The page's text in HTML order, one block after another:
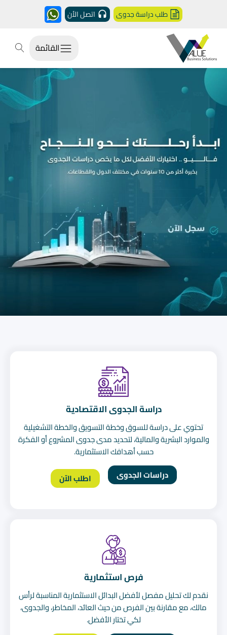
طلب دراسة جدوى اتصل الأن
القائمة
دراسة الجدوى الاقتصادية
تحتوي على دراسة للسوق وخطة التسويق والخطة التشغيلية
والموارد البشرية والمالية، لتحديد مدى جدوى المشروع أو الفكرة
حسب أهدافك الاستثمارية.
دراسات الجدوى
اطلب الآن
فرص استثمارية
نقدم لك تحليل مفصل لأفضل البدائل الاستثمارية المناسبة لرأس
مالك، مع مقارنة بين الفرص من حيث العائد، المخاطر، والجدوى،
لكي تختار الأفضل.